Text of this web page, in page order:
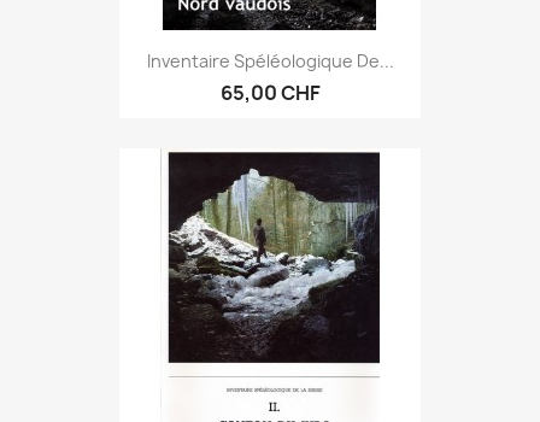
Inventaire Spéléologique De...
65,00 CHF